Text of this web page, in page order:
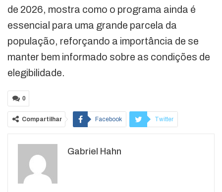
de 2026, mostra como o programa ainda é
essencial para uma grande parcela da
população, reforçando a importância de se
manter bem informado sobre as condições de
elegibilidade.
0
Compartilhar Facebook Twitter
WhatsApp
Gabriel Hahn